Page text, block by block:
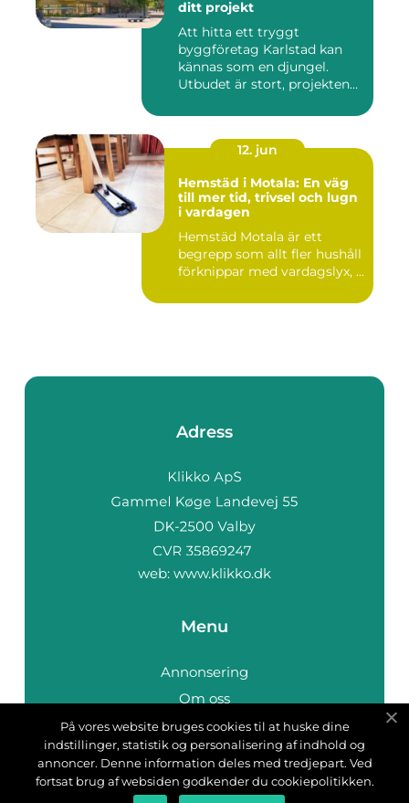
ditt projekt
Att hitta ett tryggt
byggföretag Karlstad kan
kännas som en djungel.
Utbudet är stort, projekten
12. jun
Hemstäd i Motala: En väg
till mer tid, trivsel och lugn
i vardagen
Hemstäd Motala är ett
begrepp som allt fler hushåll
förknippar med vardagslyx, ...
Adress
web: www.klikko.dk
Menu
Annonsering
Om oss
Cookies
Kontakta oss
Sitemap
På vores website bruges cookies til at huske dine
indstillinger, statistik og personalisering af indhold og
annoncer. Denne information deles med tredjepart. Ved
fortsat brug af websiden godkender du cookiepolitikken.